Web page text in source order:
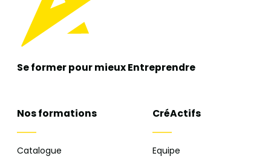
Se former pour mieuxEntreprendre
Nos formations
Catalogue
CréActifs
Equipe